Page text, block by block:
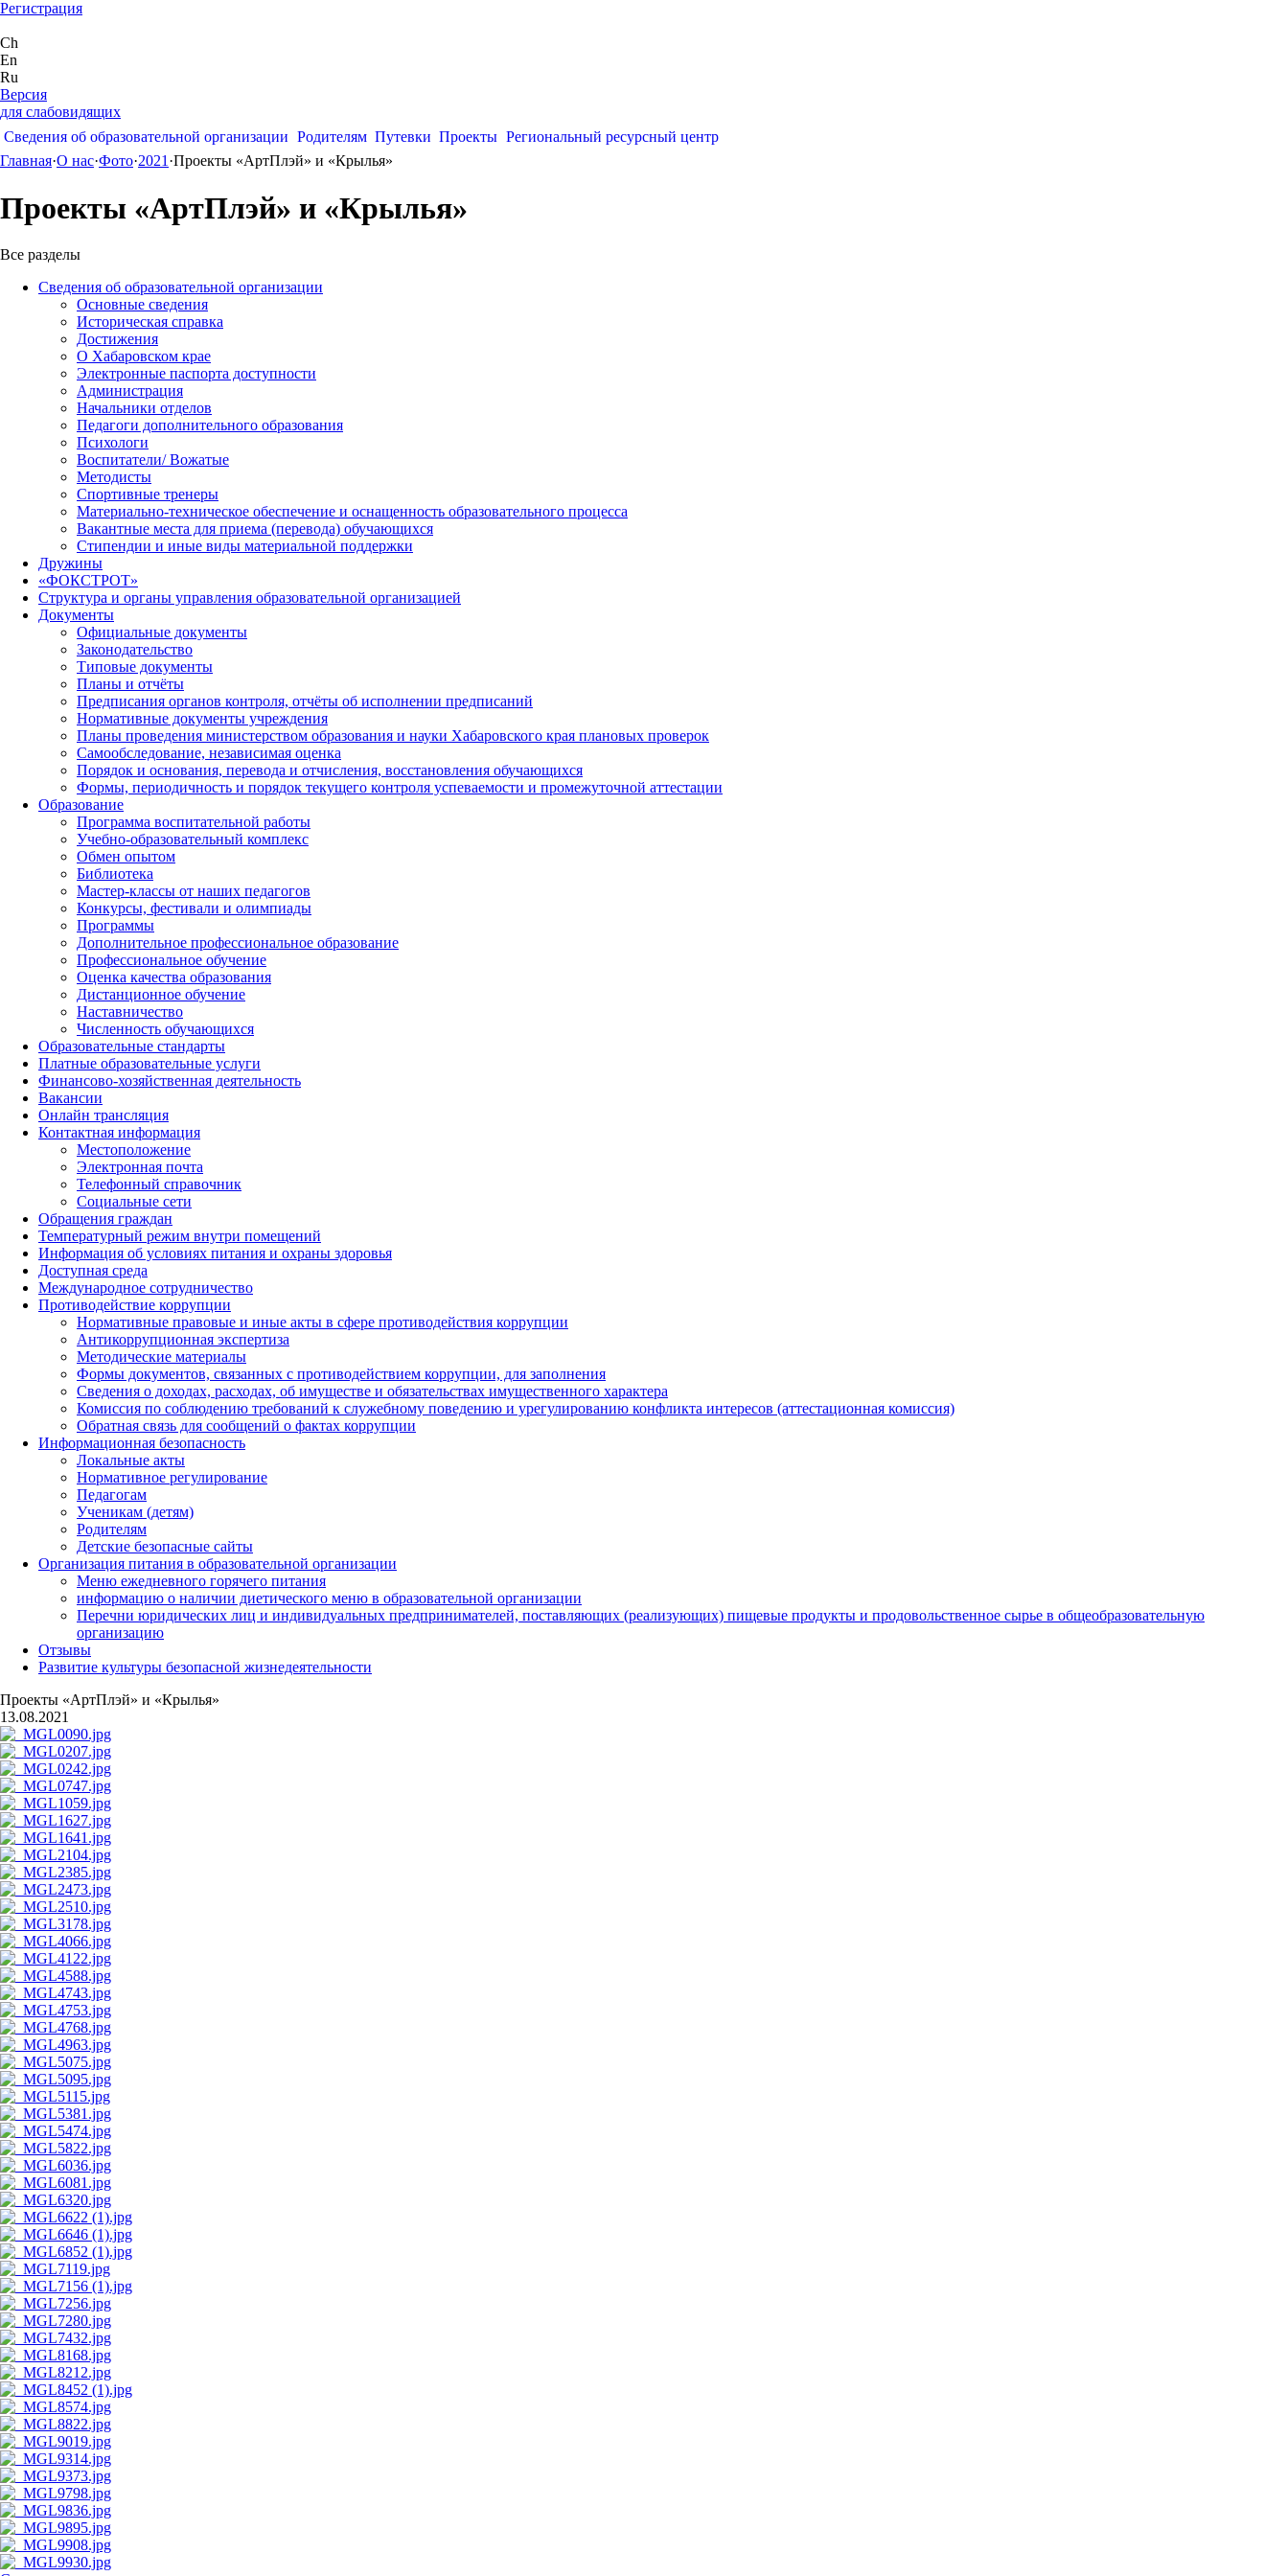
Регистрация
Ch
En
Ru
Версия
для слабовидящих
Сведения об образовательной организации Родителям Путевки Проекты Региональный ресурсный центр
Главная·О нас·Фото·2021 ·Проекты «АртПлэй» и «Крылья»
Проекты «АртПлэй» и «Крылья»
Все разделы
Сведения об образовательной организации
Основные сведения
Историческая справка
Достижения
О Хабаровском крае
Электронные паспорта доступности
Администрация
Начальники отделов
Педагоги дополнительного образования
Психологи
Воспитатели/ Вожатые
Методисты
Спортивные тренеры
Материально-техническое обеспечение и оснащенность образовательного процесса
Вакантные места для приема (перевода) обучающихся
Стипендии и иные виды материальной поддержки
Дружины
«ФОКСТРОТ»
Структура и органы управления образовательной организацией
Документы
Официальные документы
Законодательство
Типовые документы
Планы и отчёты
Предписания органов контроля, отчёты об исполнении предписаний
Нормативные документы учреждения
Планы проведения министерством образования и науки Хабаровского края плановых проверок
Самообследование, независимая оценка
Порядок и основания, перевода и отчисления, восстановления обучающихся
Формы, периодичность и порядок текущего контроля успеваемости и промежуточной аттестации
Образование
Программа воспитательной работы
Учебно-образовательный комплекс
Обмен опытом
Библиотека
Мастер-классы от наших педагогов
Конкурсы, фестивали и олимпиады
Программы
Дополнительное профессиональное образование
Профессиональное обучение
Оценка качества образования
Дистанционное обучение
Наставничество
Численность обучающихся
Образовательные стандарты
Платные образовательные услуги
Финансово-хозяйственная деятельность
Вакансии
Онлайн трансляция
Контактная информация
Местоположение
Электронная почта
Телефонный справочник
Социальные сети
Обращения граждан
Температурный режим внутри помещений
Информация об условиях питания и охраны здоровья
Доступная среда
Международное сотрудничество
Противодействие коррупции
Нормативные правовые и иные акты в сфере противодействия коррупции
Антикоррупционная экспертиза
Методические материалы
Формы документов, связанных с противодействием коррупции, для заполнения
Сведения о доходах, расходах, об имуществе и обязательствах имущественного характера
Комиссия по соблюдению требований к служебному поведению и урегулированию конфликта интересов (аттестационная комиссия)
Обратная связь для сообщений о фактах коррупции
Информационная безопасность
Локальные акты
Нормативное регулирование
Педагогам
Ученикам (детям)
Родителям
Детские безопасные сайты
Организация питания в образовательной организации
Меню ежедневного горячего питания
информацию о наличии диетического меню в образовательной организации
Перечни юридических лиц и индивидуальных предпринимателей, поставляющих (реализующих) пищевые продукты и продовольственное сырье в общеобразовательную
организацию
Отзывы
Развитие культуры безопасной жизнедеятельности
Проекты «АртПлэй» и «Крылья»
13.08.2021